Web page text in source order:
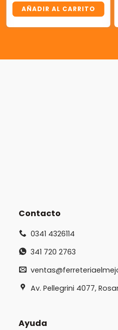
AÑADIR AL CARRITO
Contacto
0341 4326114
341 720 2763
Av. Pellegrini 4077,
Ayuda